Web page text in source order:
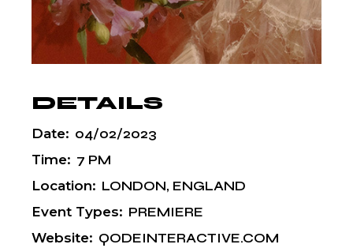
DETAILS
Date: 04/02/2023
Time: 7 PM
Location: LONDON, ENGLAND
Event Types: PREMIERE
Website: QODEINTERACTIVE.COM